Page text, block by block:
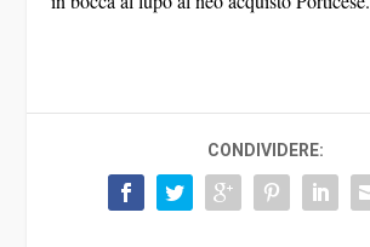
CONDIVIDERE: